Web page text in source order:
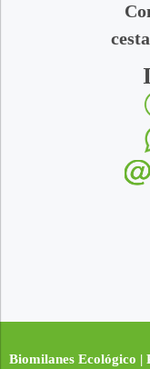
Biomilanes Ecológico |